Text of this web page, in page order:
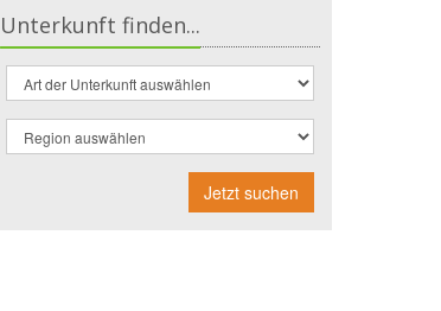
Unterkunft finden...
Jetzt suchen